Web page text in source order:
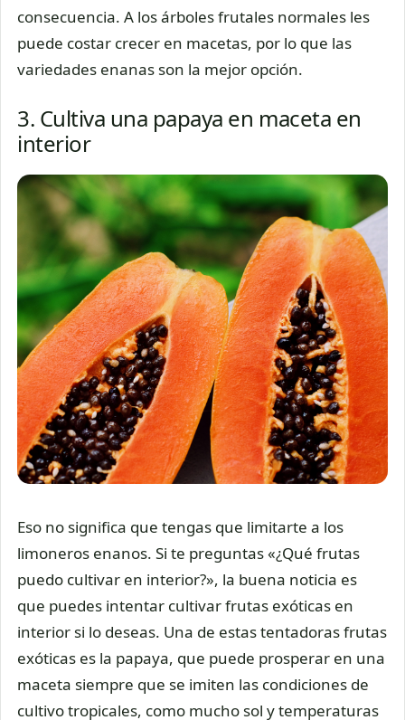
consecuencia. A los árboles frutales normales les
puede costar crecer en macetas, por lo que las
variedades enanas son la mejor opción.
3. Cultiva una papaya en maceta en
interior
Eso no significa que tengas que limitarte a los
limoneros enanos. Si te preguntas «¿Qué frutas
puedo cultivar en interior?», la buena noticia es
que puedes intentar cultivar frutas exóticas en
interior si lo deseas. Una de estas tentadoras frutas
exóticas es la papaya, que puede prosperar en una
maceta siempre que se imiten las condiciones de
cultivo tropicales, como mucho sol y temperaturas